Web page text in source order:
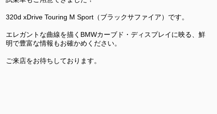
320d xDrive Touring M Sport（ブラックサファイア）です。
エレガントな曲線を描くBMWカーブド・ディスプレイに映る、鮮
明で豊富な情報もお確かめください。
ご来店をお待ちしております。